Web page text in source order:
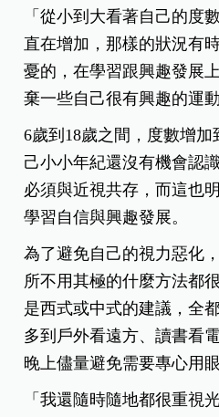
「從小到大看著自己的度
直在增加，那樣的狀況有
憂的，在學習跟興趣發展
棄一些自己很有興趣的運
6歲到18歲之間，度數增加
己小小年紀還沒有機會認
必須與近視共存，而這也
學習自信與興趣發展。
為了避免自己的視力惡化
所不用其極的什麼方法都
是西式或中式的建議，全
多到戶外看遠方、讀書看
晚上儘量避免需要專心用眼
「我還隨時隨地都很重視